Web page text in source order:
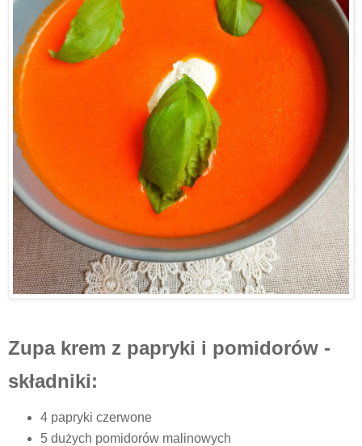
Zupa krem z papryki i pomidorów -
składniki:
4 papryki czerwone
5 dużych pomidorów malinowych